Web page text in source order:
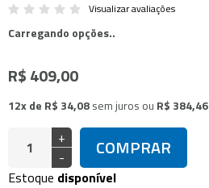
Visualizar avaliações
Carregando opções..
R$ 409,00
12x de R$ 34,08sem juros ou R$ 384,46
+
-
COMPRAR
Estoque disponível